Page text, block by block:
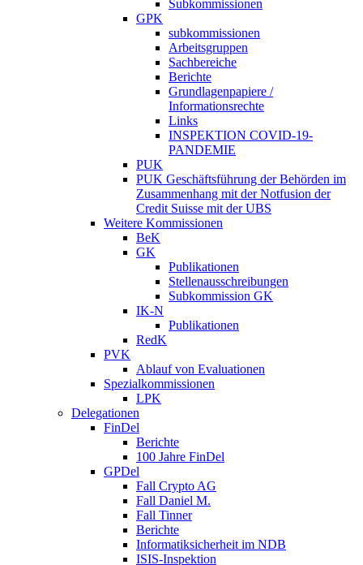
Subkommissionen
GPK
subkommissionen
Arbeitsgruppen
Sachbereiche
Berichte
Grundlagenpapiere /
Informationsrechte
Links
INSPEKTION COVID-19-
PANDEMIE
PUK
PUK Geschäftsführung der Behörden im
Zusammenhang mit der Notfusion der
Credit Suisse mit der UBS
Weitere Kommissionen
BeK
GK
Publikationen
Stellenausschreibungen
Subkommission GK
IK-N
Publikationen
RedK
PVK
Ablauf von Evaluationen
Spezialkommissionen
LPK
Delegationen
FinDel
Berichte
100 Jahre FinDel
GPDel
Fall Crypto AG
Fall Daniel M.
Fall Tinner
Berichte
Informatiksicherheit ­im NDB
ISIS-Inspektion